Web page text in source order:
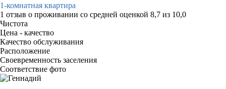
1-комнатная квартира
1 отзыв о проживании со средней оценкой 8,7 из 10,0
Чистота
Цена - качество
Качество обслуживания
Расположение
Своевременность заселения
Соответствие фото